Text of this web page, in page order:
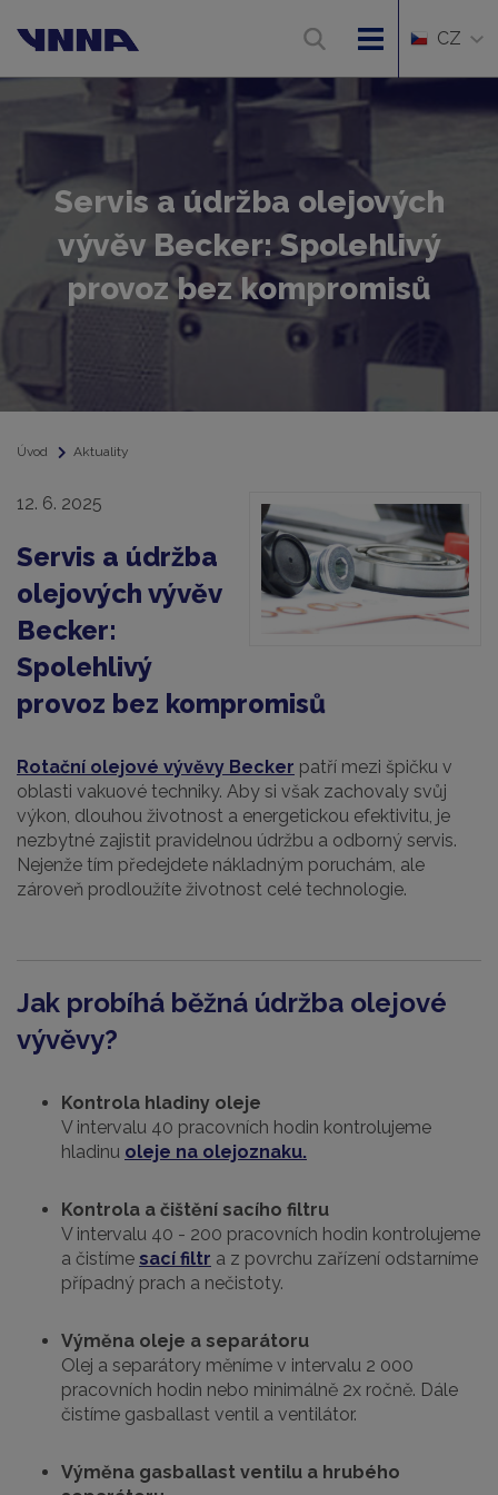
CZ
Servis a údržba olejových
vývěv Becker: Spolehlivý
provoz bez kompromisů
Úvod Aktuality
12. 6. 2025
Servis a údržba
olejových vývěv
Becker:
Spolehlivý
provoz bez kompromisů
Rotační olejové vývěvy Becker patří mezi špičku v
oblasti vakuové techniky. Aby si však zachovaly svůj
výkon, dlouhou životnost a energetickou efektivitu, je
nezbytné zajistit pravidelnou údržbu a odborný servis.
Nejenže tím předejdete nákladným poruchám, ale
zároveň prodloužíte životnost celé technologie.
Jak probíhá běžná údržba olejové
vývěvy?
Kontrola hladiny oleje
V intervalu 40 pracovních hodin kontrolujeme
hladinu oleje na olejoznaku.
Kontrola a čištění sacího filtru
V intervalu 40 - 200 pracovních hodin kontrolujeme
a čistíme sací filtr a z povrchu zařízení odstarníme
případný prach a nečistoty.
Výměna oleje a separátoru
Olej a separátory měníme v intervalu 2 000
pracovních hodin nebo minimálně 2x ročně. Dále
čistíme gasballast ventil a ventilátor.
Výměna gasballast ventilu a hrubého